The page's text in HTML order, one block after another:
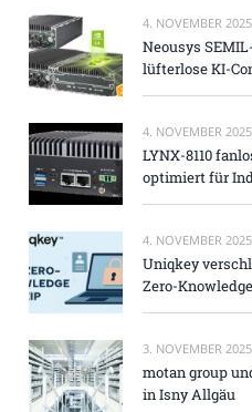
4. NOVEMBER 2025
Neousys
lüfterlose KI-
4. NOVEMBER 2025
LYNX-8110
optimiert für
4. NOVEMBER 2025
Uniqkey
Zero-
3. NOVEMBER 2025
motan group
in Isny Allgäu